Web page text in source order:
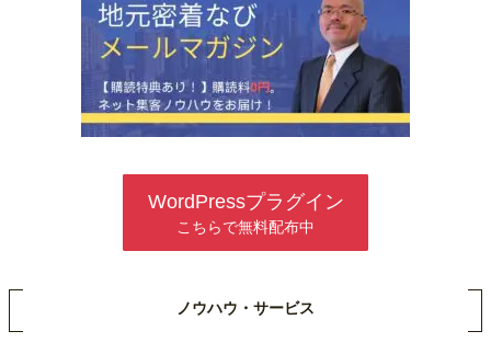
WordPressプラグイン
こちらで無料配布中
ノウハウ・サービス